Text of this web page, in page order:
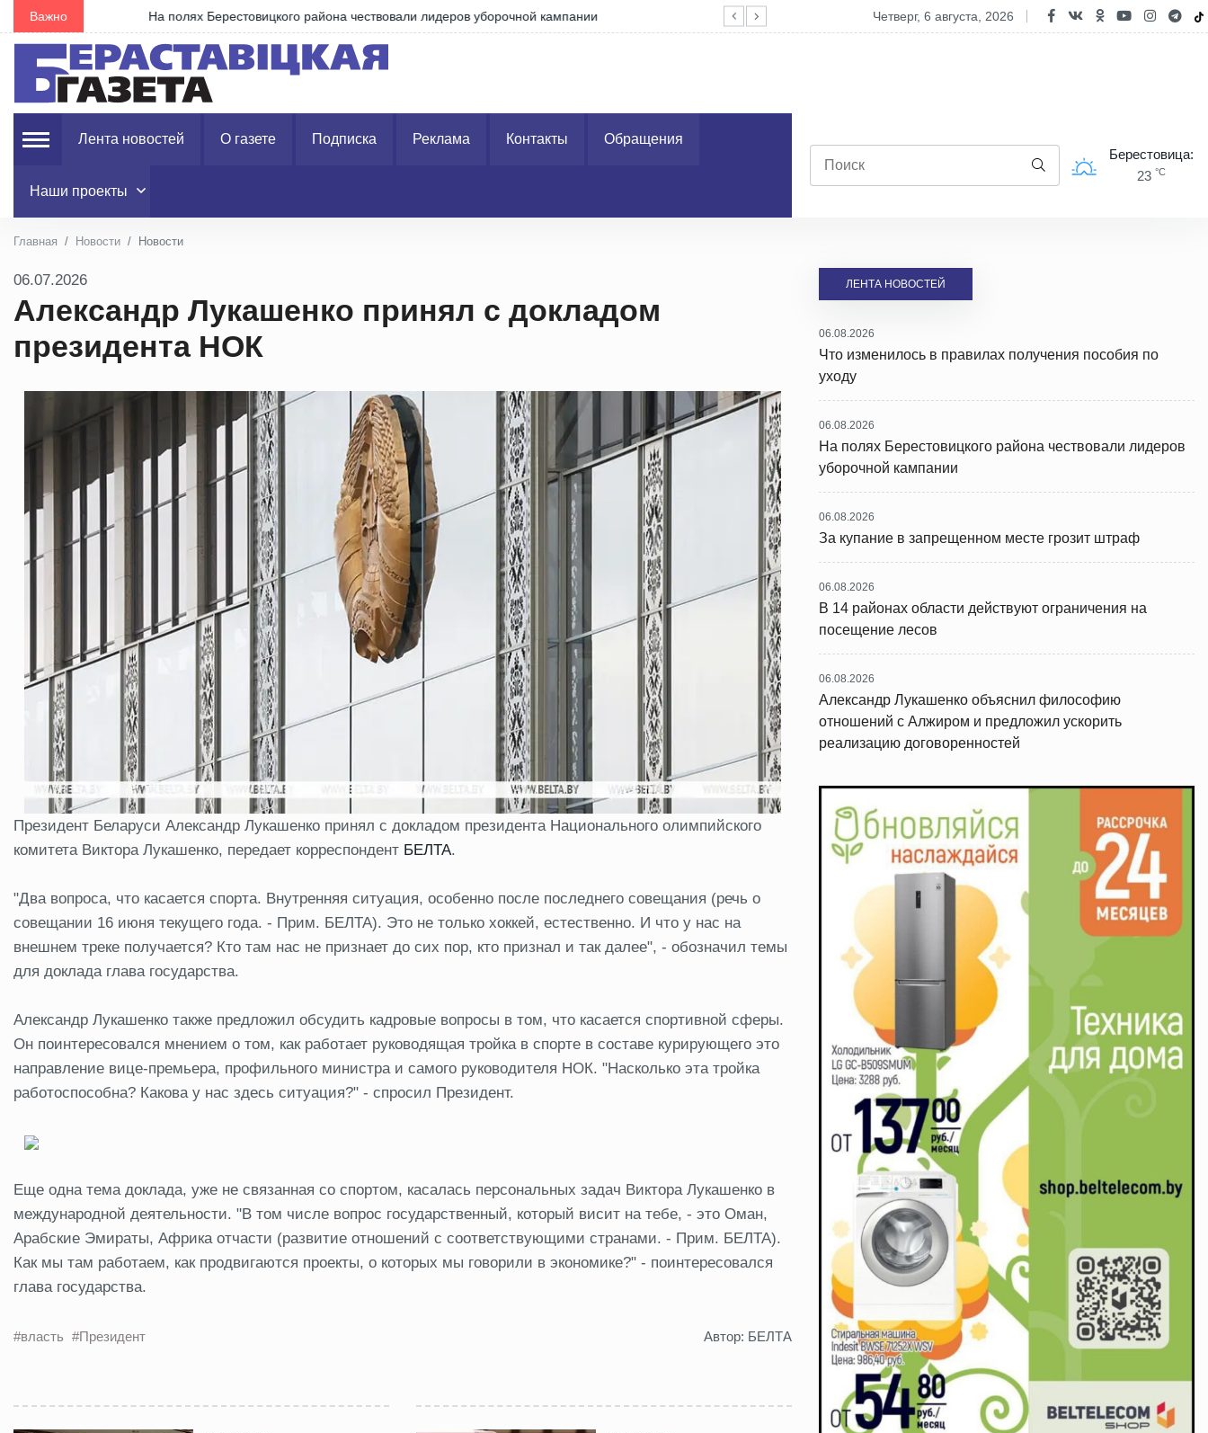
Важно На полях Берестовицкого района чествовали лидеров уборочной кампании За купание в запрещенном месте грозит штраф
четверг, 6 августа, 2026
Лента новостей О газете Подписка Реклама Контакты Обращения
Наши проекты
Берестовица:
23 °C
Главная Новости Новости
06.07.2026
Александр Лукашенко принял с докладом
президента НОК
Президент Беларуси Александр Лукашенко принял с докладом президента Национального олимпийского
комитета Виктора Лукашенко, передает корреспондент БЕЛТА.
"Два вопроса, что касается спорта. Внутренняя ситуация, особенно после последнего совещания (речь о
совещании 16 июня текущего года. - Прим. БЕЛТА). Это не только хоккей, естественно. И что у нас на
внешнем треке получается? Кто там нас не признает до сих пор, кто признал и так далее", - обозначил темы
для доклада глава государства.
Александр Лукашенко также предложил обсудить кадровые вопросы в том, что касается спортивной сферы.
Он поинтересовался мнением о том, как работает руководящая тройка в спорте в составе курирующего это
направление вице-премьера, профильного министра и самого руководителя НОК. "Насколько эта тройка
работоспособна? Какова у нас здесь ситуация?" - спросил Президент.
Еще одна тема доклада, уже не связанная со спортом, касалась персональных задач Виктора Лукашенко в
международной деятельности. "В том числе вопрос государственный, который висит на тебе, - это Оман,
Арабские Эмираты, Африка отчасти (развитие отношений с соответствующими странами. - Прим. БЕЛТА).
Как мы там работаем, как продвигаются проекты, о которых мы говорили в экономике?" - поинтересовался
глава государства.
#власть #Президент Автор: БЕЛТА
ЛЕНТА НОВОСТЕЙ
06.08.2026
Что изменилось в правилах получения пособия по
уходу
06.08.2026
На полях Берестовицкого района чествовали лидеров
уборочной кампании
06.08.2026
За купание в запрещенном месте грозит штраф
06.08.2026
В 14 районах области действуют ограничения на
посещение лесов
06.08.2026
Александр Лукашенко объяснил философию
отношений с Алжиром и предложил ускорить
реализацию договоренностей